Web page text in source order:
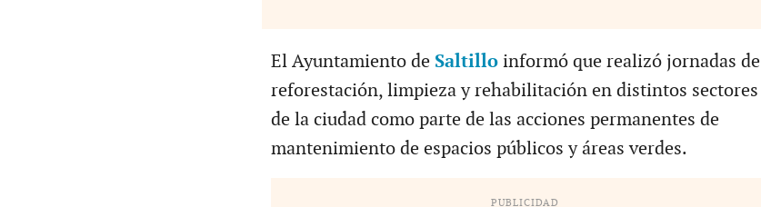
El Ayuntamiento de Saltilloinformó que realizó jornadas de
reforestación, limpieza y rehabilitación en distintos sectores
de la ciudad como parte de las acciones permanentes de
mantenimiento de espacios públicos y áreas verdes.
PUBLICIDAD